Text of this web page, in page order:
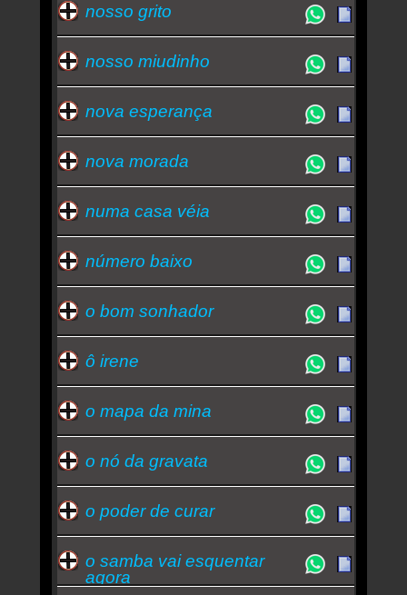
nosso grito
nosso miudinho
nova esperança
nova morada
numa casa véia
número baixo
o bom sonhador
ô irene
o mapa da mina
o nó da gravata
o poder de curar
o samba vai esquentar
agora